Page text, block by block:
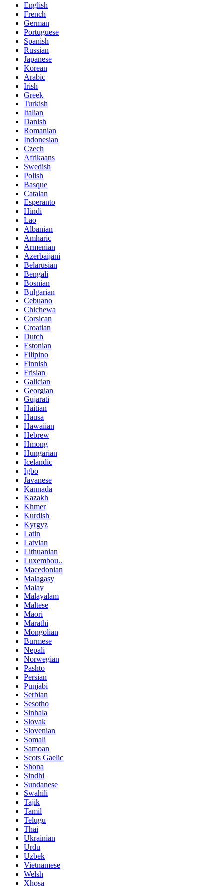
English
French
German
Portuguese
Spanish
Russian
Japanese
Korean
Arabic
Irish
Greek
Turkish
Italian
Danish
Romanian
Indonesian
Czech
Afrikaans
Swedish
Polish
Basque
Catalan
Esperanto
Hindi
Lao
Albanian
Amharic
Armenian
Azerbaijani
Belarusian
Bengali
Bosnian
Bulgarian
Cebuano
Chichewa
Corsican
Croatian
Dutch
Estonian
Filipino
Finnish
Frisian
Galician
Georgian
Gujarati
Haitian
Hausa
Hawaiian
Hebrew
Hmong
Hungarian
Icelandic
Igbo
Javanese
Kannada
Kazakh
Khmer
Kurdish
Kyrgyz
Latin
Latvian
Lithuanian
Luxembou..
Macedonian
Malagasy
Malay
Malayalam
Maltese
Maori
Marathi
Mongolian
Burmese
Nepali
Norwegian
Pashto
Persian
Punjabi
Serbian
Sesotho
Sinhala
Slovak
Slovenian
Somali
Samoan
Scots Gaelic
Shona
Sindhi
Sundanese
Swahili
Tajik
Tamil
Telugu
Thai
Ukrainian
Urdu
Uzbek
Vietnamese
Welsh
Xhosa